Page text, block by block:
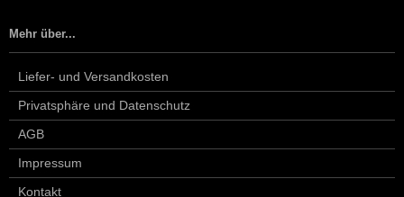
Mehr über...
Liefer- und Versandkosten
Privatsphäre und Datenschutz
AGB
Impressum
Kontakt